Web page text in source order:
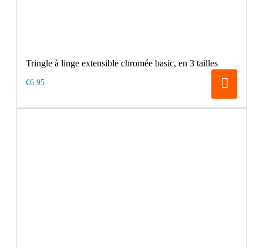
Tringle à linge extensible chromée basic, en 3 tailles
€6.95